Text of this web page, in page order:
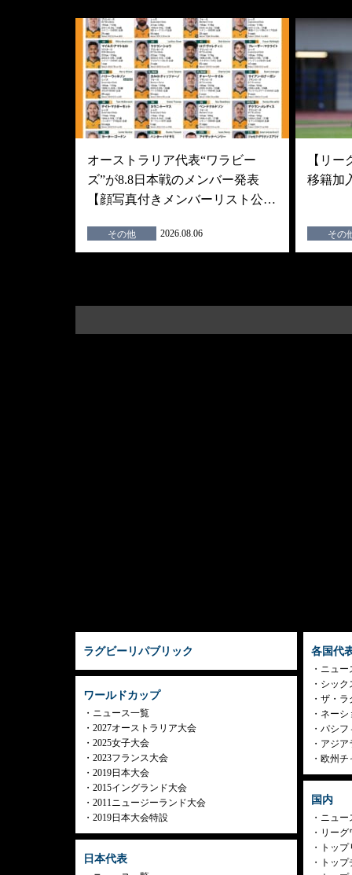
オーストラリア代表“ワラビー
ズ”が8.8日本戦のメンバー発表
【顔写真付きメンバーリスト公…
その他 2026.08.06
【リ
移籍加
その
ラグビーリパブリック
ワールドカップ
ニュース一覧
2027オーストラリア大会
2025女子大会
2023フランス大会
2019日本大会
2015イングランド大会
2011ニュージーランド大会
2019日本大会特設
日本代表
各国代
ニュー
シック
ザ・ラ
ネーシ
パシフ
アジア
欧州チ
国内
ニュー
リーグ
トッ
トッ